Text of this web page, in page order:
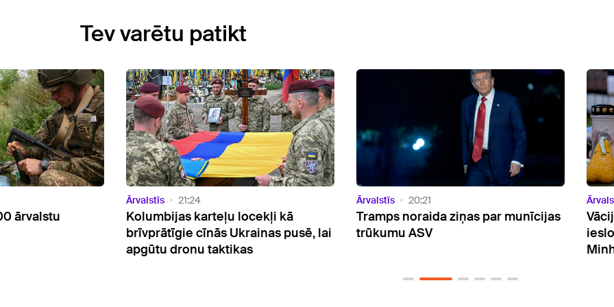
Tev varētu patikt
locekļi kā
Ārvalstīs 20:21
Tramps noraida ziņas par munīcijas
trūkumu ASV
Ārvalstīs 19:44
Vācijā afgānim piespriests mūža
ieslodzījums par slepkavību